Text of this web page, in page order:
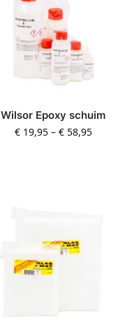
Wilsor Epoxy schuim
€19,95– €58,95